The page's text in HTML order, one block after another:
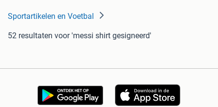
Sportartikelen en Voetbal
52 resultaten voor 'messi shirt gesigneerd'